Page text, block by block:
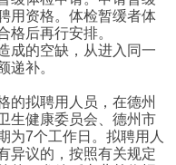
用资格。体检暂缓者体
格后再行安排。
成的空缺，从进入同一
递补。
的拟聘用人员，在德州
生健康委员会、德州市
为7个工作日。拟聘用人
异议的，按照有关规定